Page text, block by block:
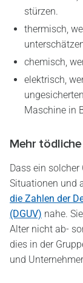
stürzen.
thermisch,
chemisch,
elektrisch,
Maschine in
Mehr
Dass ein
Situationen und
die Zahlen der
(DGUV) nahe.
Alter nicht ab-
dies in der
und